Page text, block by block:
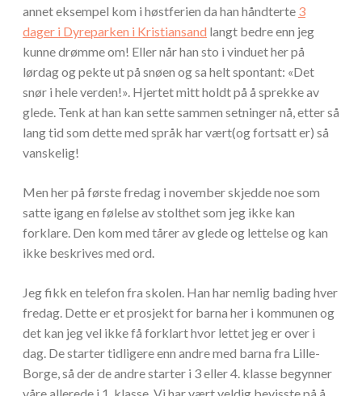
annet eksempel kom i høstferien da han håndterte 3
dager i Dyreparken i Kristiansand langt bedre enn jeg
kunne drømme om! Eller når han sto i vinduet her på
lørdag og pekte ut på snøen og sa helt spontant: «Det
snør i hele verden!». Hjertet mitt holdt på å sprekke av
glede. Tenk at han kan sette sammen setninger nå, etter så
lang tid som dette med språk har vært(og fortsatt er) så
vanskelig!
Men her på første fredag i november skjedde noe som
satte igang en følelse av stolthet som jeg ikke kan
forklare. Den kom med tårer av glede og lettelse og kan
ikke beskrives med ord.
Jeg fikk en telefon fra skolen. Han har nemlig bading hver
fredag. Dette er et prosjekt for barna her i kommunen og
det kan jeg vel ikke få forklart hvor lettet jeg er over i
dag. De starter tidligere enn andre med barna fra Lille-
Borge, så der de andre starter i 3 eller 4. klasse begynner